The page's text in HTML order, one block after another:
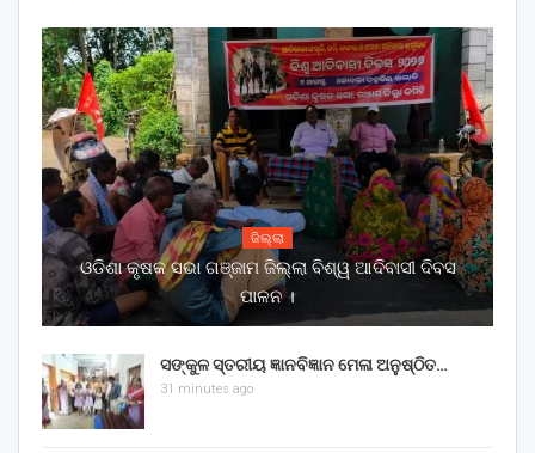
ଜିଲ୍ଲା
ଓଡିଶା କୃଷକ ସଭା ଗଞ୍ଜାମ ଜିଲ୍ଲା ବିଶ୍ୱ ଆଦିବାସୀ ଦିବସ
ପାଳନ ।
ସଙ୍କୁଳ ସ୍ତରୀୟ ଜ୍ଞାନବିଜ୍ଞାନ ମେଳା ଅନୁଷ୍ଠିତ…
31 minutes ago